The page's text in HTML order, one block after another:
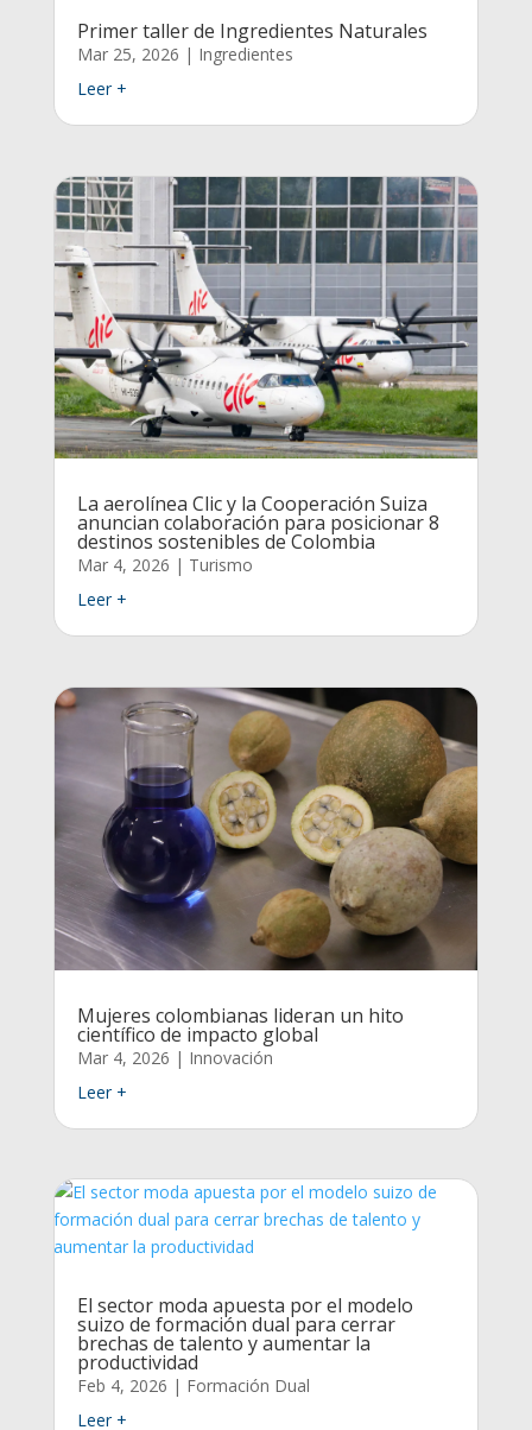
Primer taller de Ingredientes Naturales
Mar 25, 2026 | Ingredientes
Leer +
La aerolínea Clic y la Cooperación Suiza
anuncian colaboración para posicionar 8
destinos sostenibles de Colombia
Mar 4, 2026 | Turismo
Leer +
Mujeres colombianas lideran un hito
científico de impacto global
Mar 4, 2026 | Innovación
Leer +
El sector moda apuesta por el modelo
suizo de formación dual para cerrar
brechas de talento y aumentar la
productividad
Feb 4, 2026 | Formación Dual
Leer +